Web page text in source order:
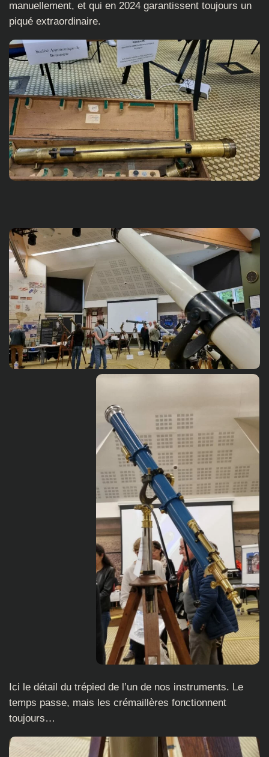
manuellement, et qui en 2024 garantissent toujours un
piqué extraordinaire.
Ici le détail du trépied de l’un de nos instruments. Le
temps passe, mais les crémaillères fonctionnent
toujours…